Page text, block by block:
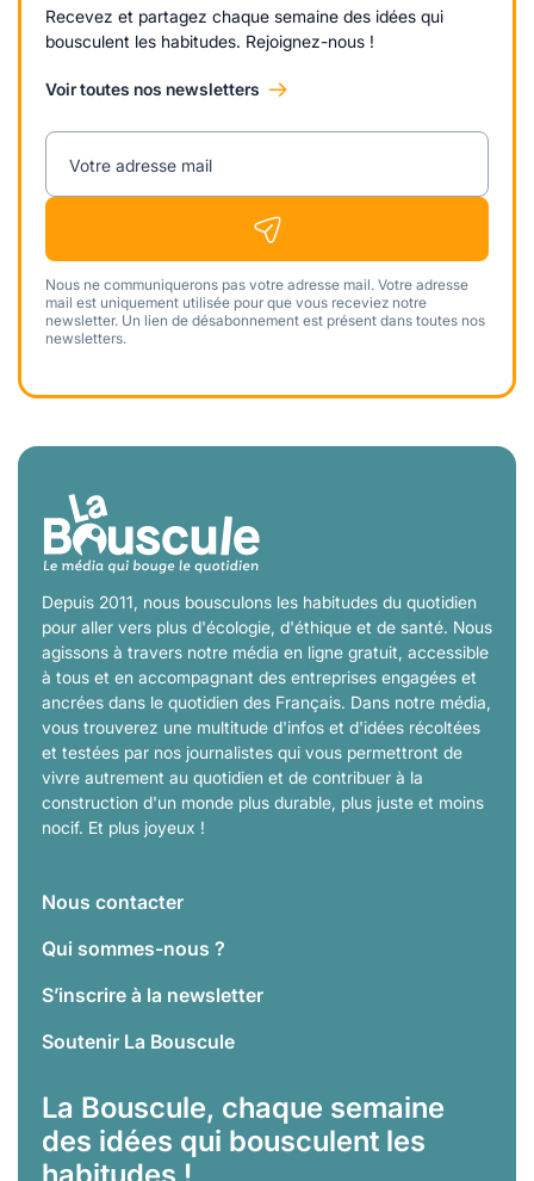
Recevez et partagez chaque semaine des idées qui
bousculent les habitudes. Rejoignez-nous !
Voir toutes nos newsletters
Votre adresse mail
Nous ne communiquerons pas votre adresse mail. Votre adresse
mail est uniquement utilisée pour que vous receviez notre
newsletter. Un lien de désabonnement est présent dans toutes nos
newsletters.
Depuis 2011, nous bousculons les habitudes du quotidien
pour aller vers plus d'écologie, d'éthique et de santé. Nous
agissons à travers notre média en ligne gratuit, accessible
à tous et en accompagnant des entreprises engagées et
ancrées dans le quotidien des Français. Dans notre média,
vous trouverez une multitude d'infos et d'idées récoltées
et testées par nos journalistes qui vous permettront de
vivre autrement au quotidien et de contribuer à la
construction d'un monde plus durable, plus juste et moins
nocif. Et plus joyeux !
Nous contacter
Qui sommes-nous ?
S’inscrire à la newsletter
Soutenir La Bouscule
La Bouscule, chaque semaine
des idées qui bousculent les